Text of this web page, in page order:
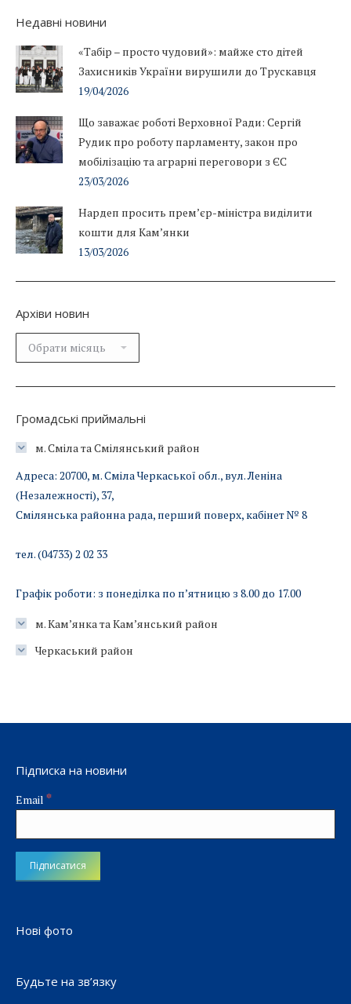
Недавні новини
«Табір – просто чудовий»: майже сто дітей
Захисників України вирушили до Трускавця
19/04/2026
Що заважає роботі Верховної Ради: Сергій
Рудик про роботу парламенту, закон про
мобілізацію та аграрні переговори з ЄС
23/03/2026
Нардеп просить прем’єр-міністра виділити
кошти для Кам’янки
13/03/2026
Архіви новин
Архіви
новин
Громадські приймальні
м. Сміла та Смілянський район
Адреса: 20700, м. Сміла Черкаської обл., вул. Леніна
(Незалежності), 37,
Смілянська районна рада, перший поверх, кабінет № 8
тел. (04733) 2 02 33
Графік роботи: з понеділка по п’ятницю з 8.00 до 17.00
м. Кам’янка та Кам’янський район
Черкаський район
Підписка на новини
Email *
Нові фото
Будьте на зв’язку